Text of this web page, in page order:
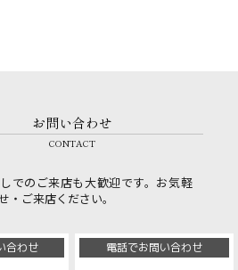
お問い合わせ
CONTACT
でのご来店も大歓迎です。お気軽
・ご来店ください。
合わせ 電話でお問い合わせ